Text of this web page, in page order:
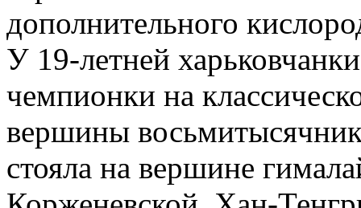
дополнительного
У 19-летней
чемпионки на
вершины
стояла на вершине